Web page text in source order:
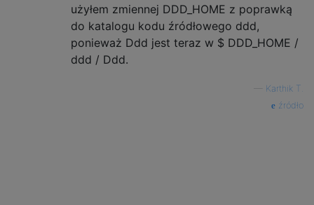
użyłem zmiennej DDD_HOME z poprawką
do katalogu kodu źródłowego ddd,
ponieważ Ddd jest teraz w $ DDD_HOME /
ddd / Ddd.
Karthik T.
źródło